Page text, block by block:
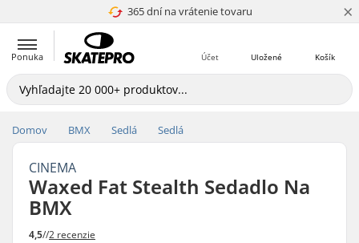
365 dní na vrátenie tovaru
4.8 z 5 ×
Ponuka Košík
Uložené
Účet
Domov BMX Sedlá Sedlá
CINEMA
Waxed Fat Stealth Sedadlo Na
BMX
4,5//2 recenzie